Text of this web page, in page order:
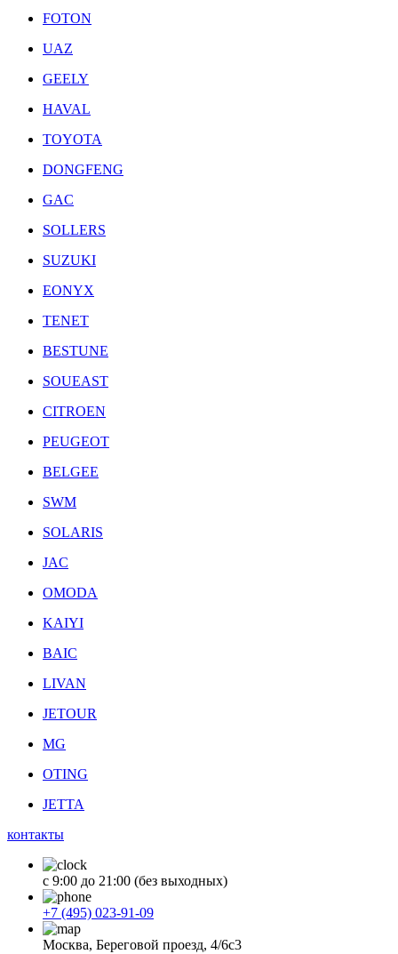
FOTON
UAZ
GEELY
HAVAL
TOYOTA
DONGFENG
GAC
SOLLERS
SUZUKI
EONYX
TENET
BESTUNE
SOUEAST
CITROEN
PEUGEOT
BELGEE
SWM
SOLARIS
JAC
OMODA
KAIYI
BAIC
LIVAN
JETOUR
MG
OTING
JETTA
контакты
с 9:00 до 21:00 (без выходных)
+7 (495) 023-91-09
Москва, Береговой проезд, 4/6с3